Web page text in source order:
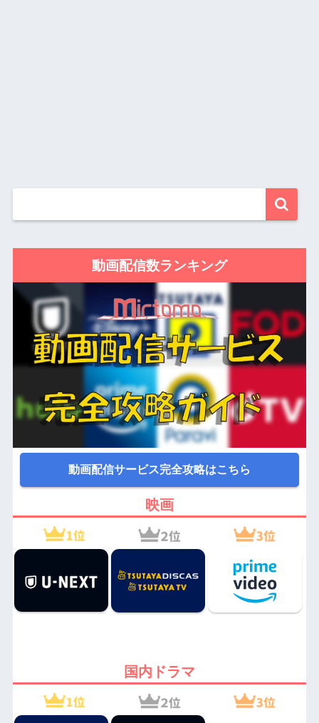
動画配信数ランキング
動画配信サービス完全攻略はこちら
映画
国内ドラマ